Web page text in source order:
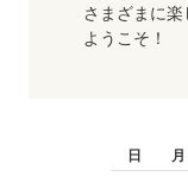
さまざまに楽
ようこそ！
日
月